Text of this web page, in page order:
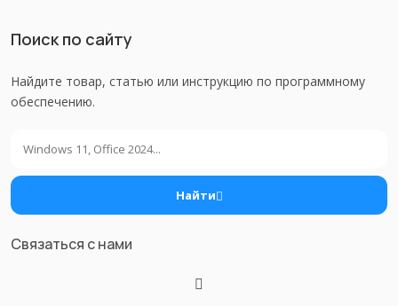
Поиск по сайту
Найдите товар, статью или инструкцию по программному
обеспечению.
Найти
Связаться с нами